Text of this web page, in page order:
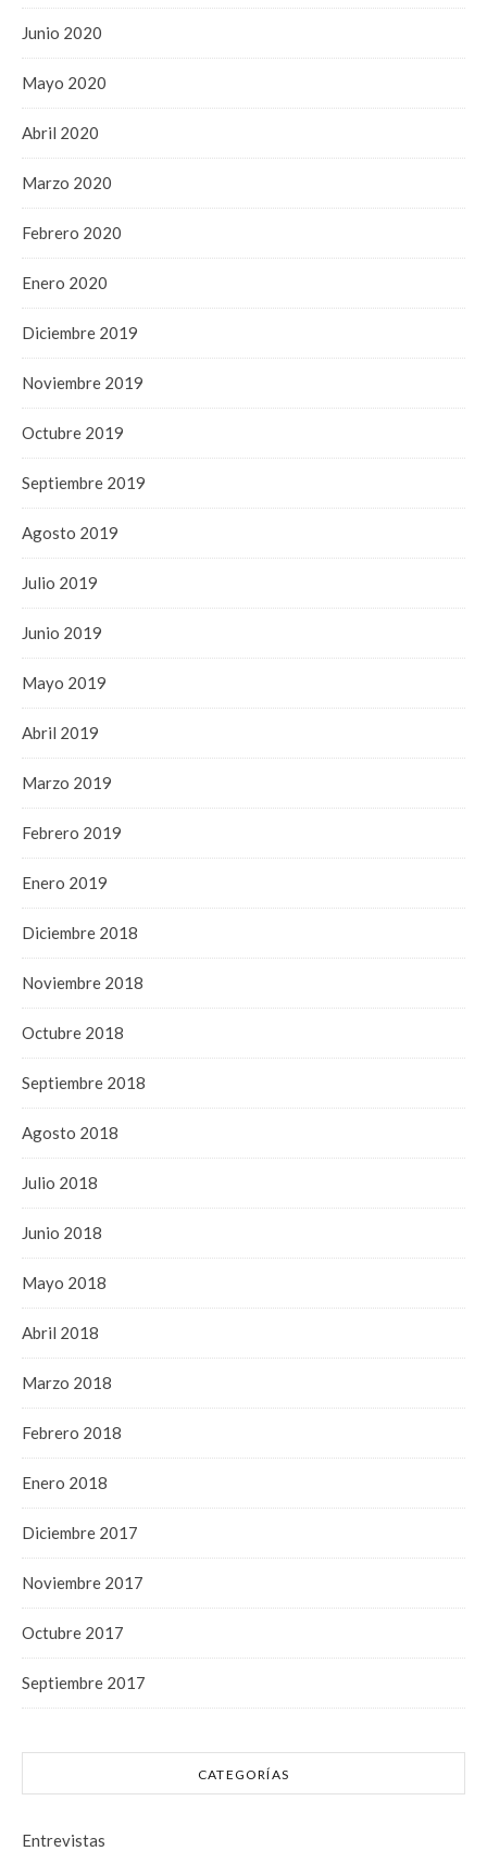
Junio 2020
Mayo 2020
Abril 2020
Marzo 2020
Febrero 2020
Enero 2020
Diciembre 2019
Noviembre 2019
Octubre 2019
Septiembre 2019
Agosto 2019
Julio 2019
Junio 2019
Mayo 2019
Abril 2019
Marzo 2019
Febrero 2019
Enero 2019
Diciembre 2018
Noviembre 2018
Octubre 2018
Septiembre 2018
Agosto 2018
Julio 2018
Junio 2018
Mayo 2018
Abril 2018
Marzo 2018
Febrero 2018
Enero 2018
Diciembre 2017
Noviembre 2017
Octubre 2017
Septiembre 2017
CATEGORÍAS
Entrevistas